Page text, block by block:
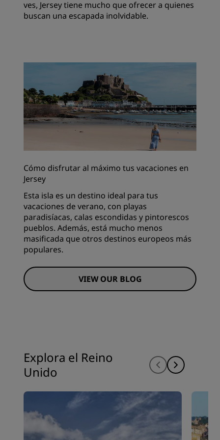
ves, Jersey tiene mucho que ofrecer a quienes
buscan una escapada inolvidable.
Cómo disfrutar al máximo tus vacaciones en
Jersey
Esta isla es un destino ideal para tus
vacaciones de verano, con playas
paradisíacas, calas escondidas y pintorescos
pueblos. Además, está mucho menos
masificada que otros destinos europeos más
populares.
VIEW OUR BLOG
Explora el Reino
Unido